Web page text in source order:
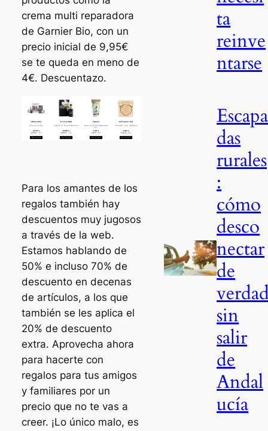
crema multi reparadora
de Garnier Bio, con un
precio inicial de 9,95€
se te queda en meno de
4€. Descuentazo.
Para los amantes de los
regalos también hay
descuentos muy jugosos
a través de la web.
Estamos hablando de
50% e incluso 70% de
descuento en decenas
de artículos, a los que
también se les aplica el
20% de descuento
extra. Aprovecha ahora
para hacerte con
regalos para tus amigos
y familiares por un
precio que no te vas a
creer. ¡Lo único malo, es
ta
reinve
ntarse
Escapa
das
rurales
:
cómo
desco
nectar
de
sin
salir
de
Andal
ucía